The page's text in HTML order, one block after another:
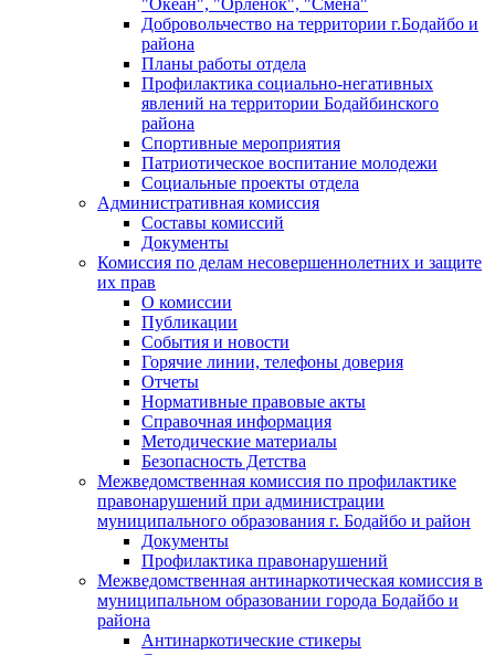
"Океан", "Орленок", "Смена"
Добровольчество на территории г.Бодайбо и
района
Планы работы отдела
Профилактика социально-негативных
явлений на территории Бодайбинского
района
Спортивные мероприятия
Патриотическое воспитание молодежи
Социальные проекты отдела
Административная комиссия
Составы комиссий
Документы
Комиссия по делам несовершеннолетних и защите
их прав
О комиссии
Публикации
События и новости
Горячие линии, телефоны доверия
Отчеты
Нормативные правовые акты
Справочная информация
Методические материалы
Безопасность Детства
Межведомственная комиссия по профилактике
правонарушений при администрации
муниципального образования г. Бодайбо и район
Документы
Профилактика правонарушений
Межведомственная антинаркотическая комиссия в
муниципальном образовании города Бодайбо и
района
Антинаркотические стикеры